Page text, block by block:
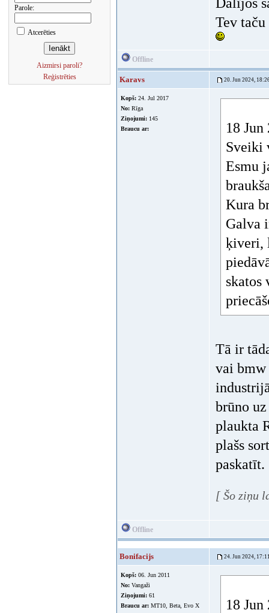
Parole:
Atcerēties
Aizmirsi paroli?
Reģistrēties
Tev
Offline
Karavs 20. Jun 2024,
Kopš: 24. Jul 2017
No: Rīga
Ziņojumi: 145
Braucu ar:
18
Sveiki
Esmu
Kura
Galva
ķiveri,
skatos
Tā ir
vai bmw
brūno
plaukta
plašs
paskatīt.
[ Šo ziņu
Offline
Bonifacijs 24. Jun 2024,
Kopš: 06. Jun 2011
No: Vangaži
Ziņojumi: 61
Braucu ar: MT10, Beta, Evo X
18